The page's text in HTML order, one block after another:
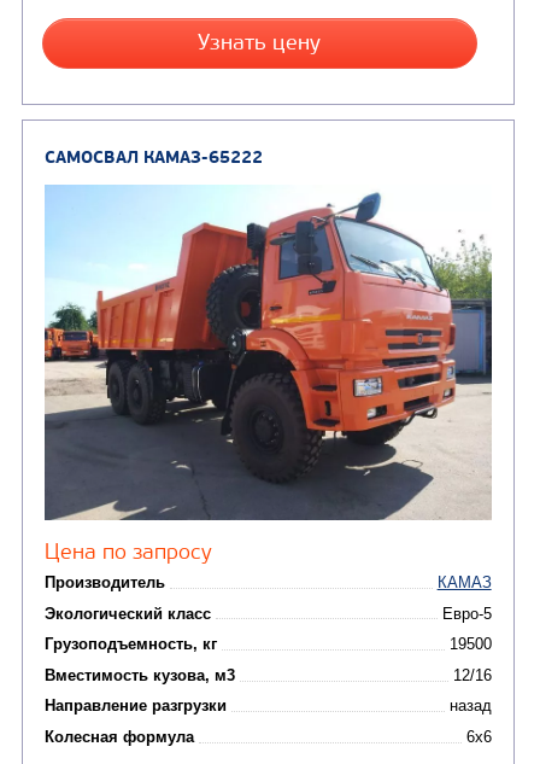
Заказать
САМОСВАЛ КАМАЗ-6520 В НАЛИЧИИ
Цена по запросу
Производитель